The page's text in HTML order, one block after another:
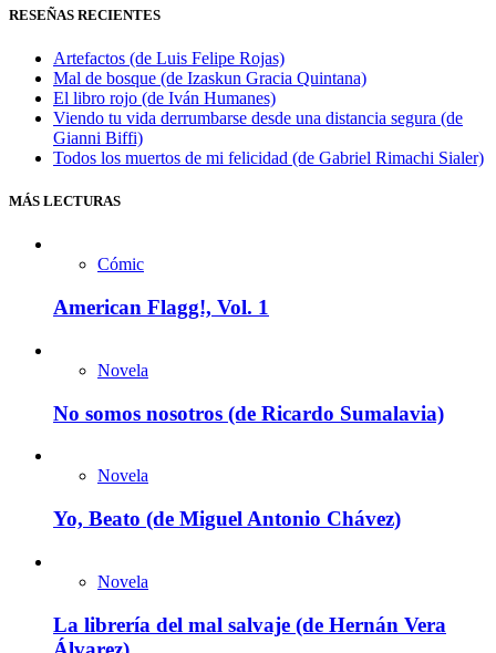
RESEÑAS RECIENTES
Artefactos (de Luis Felipe Rojas)
Mal de bosque (de Izaskun Gracia Quintana)
El libro rojo (de Iván Humanes)
Viendo tu vida derrumbarse desde una distancia segura (de
Gianni Biffi)
Todos los muertos de mi felicidad (de Gabriel Rimachi Sialer)
MÁS LECTURAS
Cómic
American Flagg!, Vol. 1
Novela
No somos nosotros (de Ricardo Sumalavia)
Novela
Yo, Beato (de Miguel Antonio Chávez)
Novela
La librería del mal salvaje (de Hernán Vera